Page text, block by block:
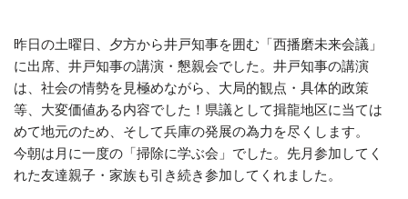
昨日の土曜日、夕方から井戸知事を囲む「西播磨未来会議」
に出席、井戸知事の講演・懇親会でした。井戸知事の講演
は、社会の情勢を見極めながら、大局的観点・具体的政策
等、大変価値ある内容でした！県議として揖龍地区に当ては
めて地元のため、そして兵庫の発展の為力を尽くします。
今朝は月に一度の「掃除に学ぶ会」でした。先月参加してく
れた友達親子・家族も引き続き参加してくれました。